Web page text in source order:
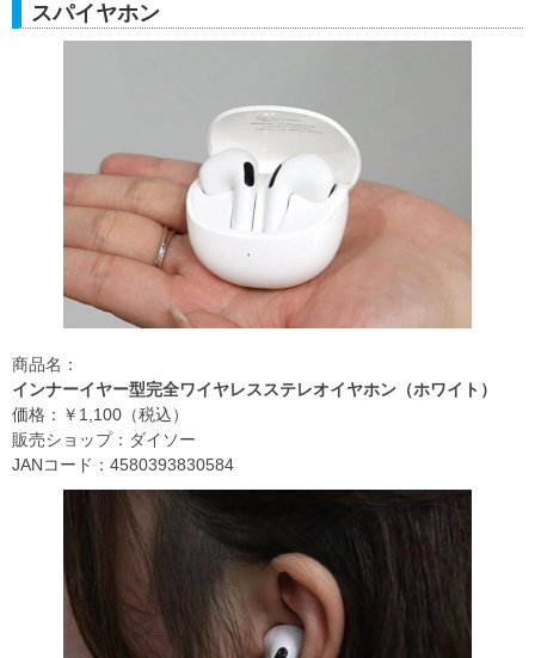
スパイヤホン
商品名：
インナーイヤー型完全ワイヤレスステレオイヤホン（ホワイト）
価格：￥1,100（税込）
販売ショップ：ダイソー
JANコード：4580393830584